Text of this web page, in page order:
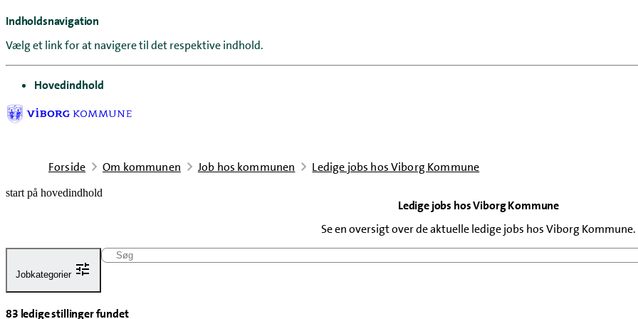
Indholdsnavigation
Vælg et link for at navigere til det respektive indhold.
gå til
Hovedindhold
Forside Om kommunen Job hos kommunen Ledige jobs hos Viborg Kommune
start på hovedindhold
Ledige jobs hos Viborg Kommune
Se en oversigt over de aktuelle ledige jobs hos Viborg Kommune.
senest opdateret 29. december 2025
Jobkategorier
Søg
Administration
83 ledige stillinger fundet